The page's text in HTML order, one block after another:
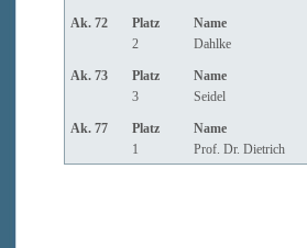
Ak. 72 Platz Name
2
Dahlke
Ak. 73 Platz Name
3
Seidel
Ak. 77 Platz Name
1
Prof. Dr. Dietrich